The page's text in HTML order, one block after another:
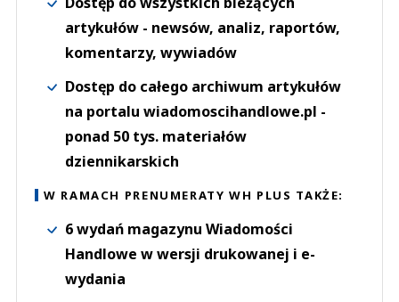
artykułów - newsów, analiz, raportów,
komentarzy, wywiadów
Dostęp do całego archiwum artykułów
na portalu wiadomoscihandlowe.pl -
ponad 50 tys. materiałów
dziennikarskich
W RAMACH PRENUMERATY WH PLUS TAKŻE:
6 wydań magazynu Wiadomości
Handlowe w wersji drukowanej i e-
wydania